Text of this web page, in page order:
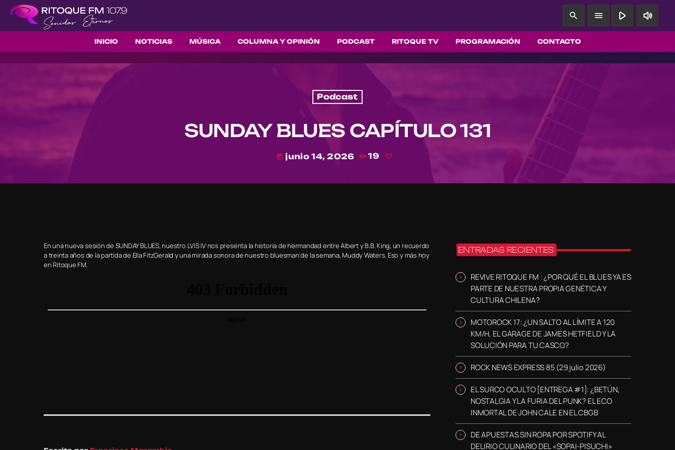
INICIO NOTICIAS MÚSICA COLUMNA Y OPINIÓN PODCAST RITOQUE TV PROGRAMACIÓN CONTACTO
search menu play_arrow volume_up
Podcast
SUNDAY BLUES CAPÍTULO 131
today junio 14, 2026 19
En una nueva sesión de SUNDAY BLUES, nuestro LVIS IV nos presenta la historia de hermandad entre Albert y B.B. King, un recuerdo
a treinta años de la partida de Ella FitzGerald y una mirada sonora de nuestro bluesman de la semana, Muddy Waters. Eso y más hoy
en Ritoque FM.
ENTRADAS RECIENTES
REVIVE RITOQUE FM : ¿POR QUÉ EL BLUES YA ES
PARTE DE NUESTRA PROPIA GENÉTICA Y
CULTURA CHILENA?
MOTOROCK 17: ¿UN SALTO AL LÍMITE A 120
KM/H, EL GARAGE DE JAMES HETFIELD Y LA
SOLUCIÓN PARA TU CASCO?
ROCK NEWS EXPRESS 85 (29 julio 2026)
EL SURCO OCULTO [ENTREGA #1]: ¿BETÚN,
NOSTALGIA Y LA FURIA DEL PUNK? EL ECO
INMORTAL DE JOHN CALE EN EL CBGB
DE APUESTAS SIN ROPA POR SPOTIFY AL
DELIRIO CULINARIO DEL «SOPAI-PISUCHI»